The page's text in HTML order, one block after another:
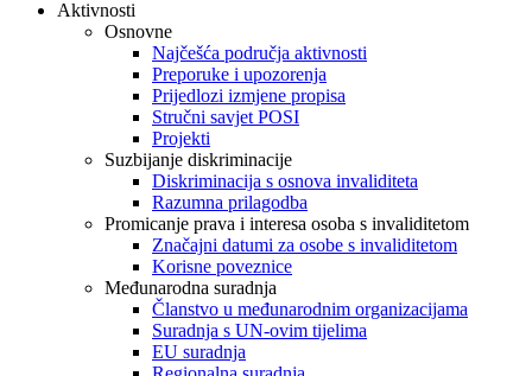
Aktivnosti
Osnovne
Najčešća područja aktivnosti
Preporuke i upozorenja
Prijedlozi izmjene propisa
Stručni savjet POSI
Projekti
Suzbijanje diskriminacije
Diskriminacija s osnova invaliditeta
Razumna prilagodba
Promicanje prava i interesa osoba s invaliditetom
Značajni datumi za osobe s invaliditetom
Korisne poveznice
Međunarodna suradnja
Članstvo u međunarodnim organizacijama
Suradnja s UN-ovim tijelima
EU suradnja